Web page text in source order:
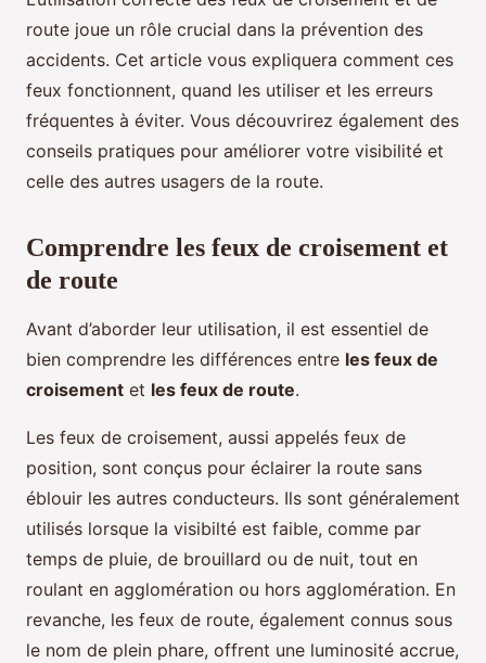
route joue un rôle crucial dans la prévention des
accidents. Cet article vous expliquera comment ces
feux fonctionnent, quand les utiliser et les erreurs
fréquentes à éviter. Vous découvrirez également des
conseils pratiques pour améliorer votre visibilité et
celle des autres usagers de la route.
Comprendre les feux de croisement et
de route
Avant d’aborder leur utilisation, il est essentiel de
bien comprendre les différences entre les feux de
croisement et les feux de route.
Les feux de croisement, aussi appelés feux de
position, sont conçus pour éclairer la route sans
éblouir les autres conducteurs. Ils sont généralement
utilisés lorsque la visibilté est faible, comme par
temps de pluie, de brouillard ou de nuit, tout en
roulant en agglomération ou hors agglomération. En
revanche, les feux de route, également connus sous
le nom de plein phare, offrent une luminosité accrue,